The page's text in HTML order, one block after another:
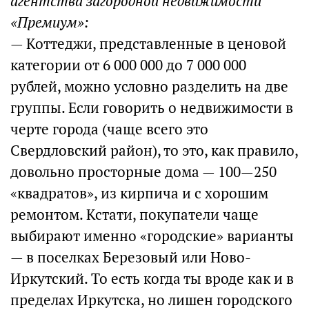
«Премиум»:
— Коттеджи, представленные в ценовой
категории от 6 000 000 до 7 000 000
рублей, можно условно разделить на две
группы. Если говорить о недвижимости в
черте города (чаще всего это
Свердловский район), то это, как правило,
довольно просторные дома — 100—250
«квадратов», из кирпича и с хорошим
ремонтом. Кстати, покупатели чаще
выбирают именно «городские» варианты
— в поселках Березовый или Ново-
Иркутский. То есть когда ты вроде как и в
пределах Иркутска, но лишен городского